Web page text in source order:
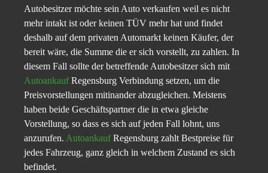
Autobesitzer möchte sein Auto verkaufen weil es nicht
mehr intakt ist oder keinen TÜV mehr hat und findet
deshalb auf dem privaten Automarkt keinen Käufer, der
bereit wäre, die Summe die er sich vorstellt, zu zahlen. In
diesem Fall sollte der betreffende Autobesitzer sich mit
AutoankaufRegensburg Verbindung setzen, um die
Preisvorstellungen mitinander abzugleichen. Meistens
haben beide Geschäftspartner die in etwa gleiche
Vorstellung, so dass es sich auf jeden Fall lohnt, uns
anzurufen. AutoankaufRegensburg zahlt Bestpreise für
jedes Fahrzeug, ganz gleich in welchem Zustand es sich
befindet.